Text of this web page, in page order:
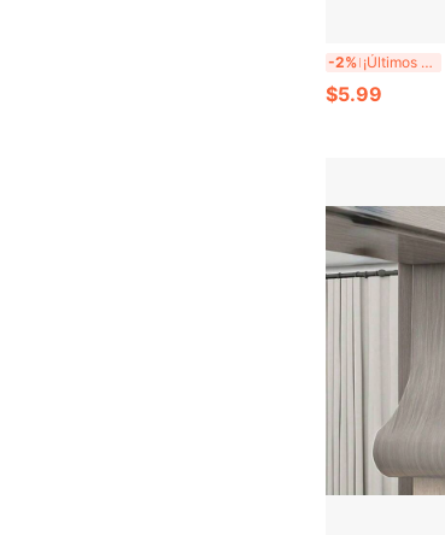
-2% ¡Últimos 3 días
$5.99